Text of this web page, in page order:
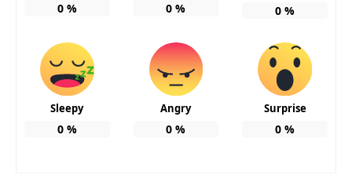
0% 0 % 0 %
Sleepy
0%
Angry
0 %
Surprise
0 %